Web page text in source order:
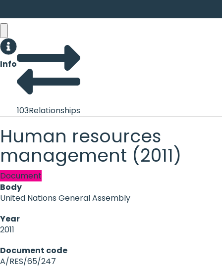
Info
103Relationships
Human resources
management (2011)
Document
Body
United Nations General Assembly
Year
2011
Document code
A/RES/65/247